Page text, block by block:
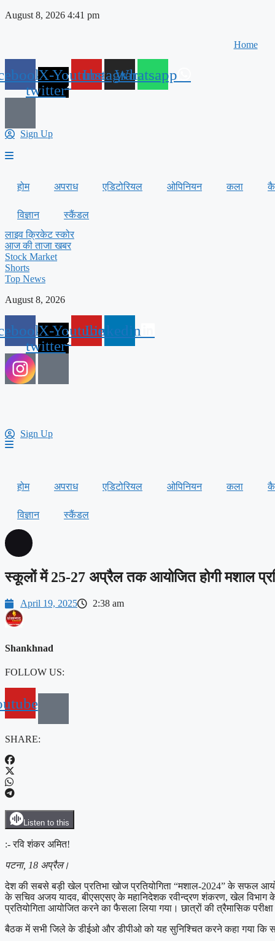
Skip
August 8, 2026 4:41 pm
Home
X-
twitter
YoutubeInstagramWhatsapp
Sign Up
होम अपराध एडिटोरियल ओपिनियन कला
विज्ञान
स्कैंडल
लाइव क्रिकेट स्कोर
आज की ताजा खबर
Stock Market
Shorts
Top News
August 8, 2026
X-
twitter
YoutubeLinkedin
Sign Up
होम अपराध एडिटोरियल ओपिनियन कला
विज्ञान स्कैंडल
स्कूलों में 25-27 अप्रैल तक आयोजित होगी मशाल
April 19, 2025 2:38 am
Shankhnad
FOLLOW US:
SHARE:
Listen to this
:- रवि शंकर अमित!
पटना, 18 अप्रैल।
देश की सबसे बड़ी खेल प्रतिभा खोज प्रतियोगिता “मशाल-2024” के सफल
के सचिव अजय यादव, बीएसएसए के महानिदेशक रवीन्द्रण शंकरण, खेल
प्रतियोगिता आयोजित करने का फैसला लिया गया। छात्रों की त्रैमासिक
बैठक में सभी जिले के डीईओ और डीपीओ को यह सुनिश्चित करने कहा गया कि